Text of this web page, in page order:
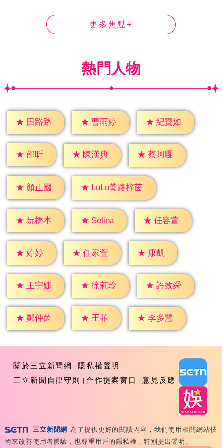
更多焦點+
熱門人物
★ 田路路 ★ 曹雨婷 ★ 紀寶如
★ 邵昕 ★ 陳漢典 ★ 蔡阿嘎
★ 顏正國 ★ LuLu黃路梓茵
★ 阮橋本 ★ Selina ★ 任容萱
★ 婷婷 ★ 任家萱 ★ 康凱
★ 王宇婕 ★ 徐莉玲 ★ 許效舜
★ 鄭仲茵 ★ 王菲 ★ 李多慧
關於三立新聞網
隱私權聲明
三立新聞自律守則
合作提案窗口 意見反應
Copyright ©2026 Sanlih E-Television All Rights
三立新聞網 為了提供更好的閱讀內容，我們使用相關網站技
術來改善使用者體驗，也尊重用戶的隱私權，特別提出聲明。